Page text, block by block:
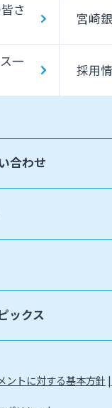
さ
宮崎
一
採用
合わせ
ックス
ントに対する基本方針